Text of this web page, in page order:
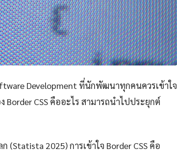
Development ที่นักพัฒนาทุกคนควรเข้าใจ
CSS คืออะไร สามารถนำไปประยุกต์
2025) การเข้าใจ Border CSS คือ